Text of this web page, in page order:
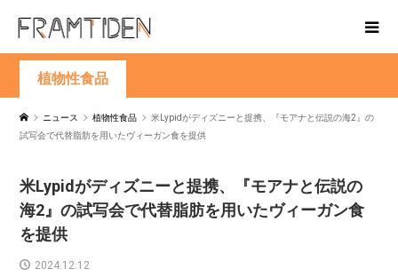
植物性食品
ニュース 植物性食品
米Lypidがディズニーと提携、『モアナと伝説の海2』の
試写会で代替脂肪を用いたヴィーガン食を提供
米Lypidがディズニーと提携、『モアナと伝説の
海2』の試写会で代替脂肪を用いたヴィーガン食
を提供
2024.12.12